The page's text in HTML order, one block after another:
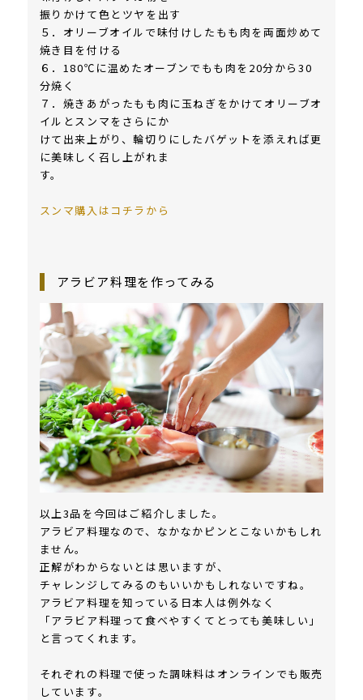
振りかけて色とツヤを出す
５．オリーブオイルで味付けしたもも肉を両面炒めて
焼き目を付ける
６．180℃に温めたオーブンでもも肉を20分から30
分焼く
７．焼きあがったもも肉に玉ねぎをかけてオリーブオ
イルとスンマをさらにか
けて出来上がり、輪切りにしたバゲットを添えれば更
に美味しく召し上がれま
す。
スンマ購入はコチラから
アラビア料理を作ってみる
以上3品を今回はご紹介しました。
アラビア料理なので、なかなかピンとこないかもしれ
ません。
正解がわからないとは思いますが、
チャレンジしてみるのもいいかもしれないですね。
アラビア料理を知っている日本人は例外なく
「アラビア料理って食べやすくてとっても美味しい」
と言ってくれます。
それぞれの料理で使った調味料はオンラインでも販売
しています。